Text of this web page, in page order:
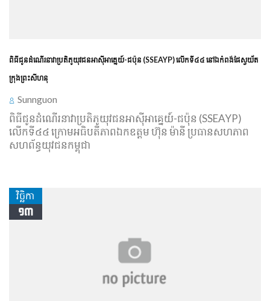
ពិធីជូនដំណើរនាវាប្រតិភូយុវជនអាស៊ីអាគ្នេយ៍-ជប៉ុន (SSEAYP) លើកទី៤៤ នៅឯកំពង់ផែស្វយ័ត
ក្រុងព្រះសីហនុ
Sunnguon
ពិធីជូនដំណើរនាវាប្រតិភូយុវជនអាស៊ីអាគ្នេយ៍-ជប៉ុន (SSEAYP)
លើកទី៤៤ ក្រោមអធិបតីភាពឯកឧត្តម ហ៊ុន ម៉ានី ប្រធានសហភាព
សហព័ន្ធយុវជនកម្ពុជា
វិច្ឆិកា
១៣